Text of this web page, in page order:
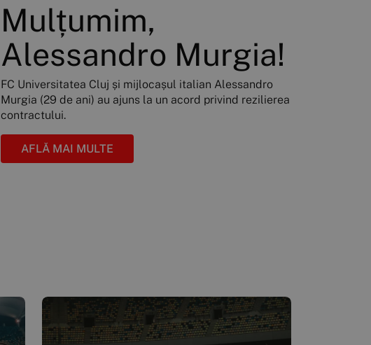
Mulțumim,
Alessandro Murgia!
FC Universitatea Cluj și mijlocașul italian Alessandro
Murgia (29 de ani) au ajuns la un acord privind rezilierea
contractului.
AFLĂ MAI MULTE